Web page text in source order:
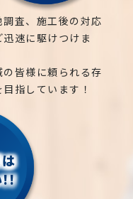
調査、施工後の対応
迅速に駆けつけま
の皆様に頼られる存
指しています！
は
!!